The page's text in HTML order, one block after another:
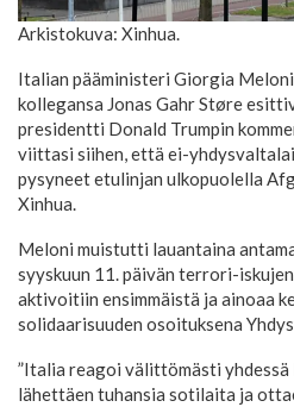
Arkistokuva: Xinhua.
Italian pääministeri Giorgia
kollegansa Jonas Gahr Støre
presidentti Donald Trumpin
viittasi siihen, että ei-
pysyneet etulinjan ulkopuolella
Xinhua.
Meloni muistutti lauantaina
syyskuun 11. päivän terrori-
aktivoitiin ensimmäistä ja ainoaa
solidaarisuuden osoituksena
”Italia reagoi välittömästi
lähettäen tuhansia sotilaita ja